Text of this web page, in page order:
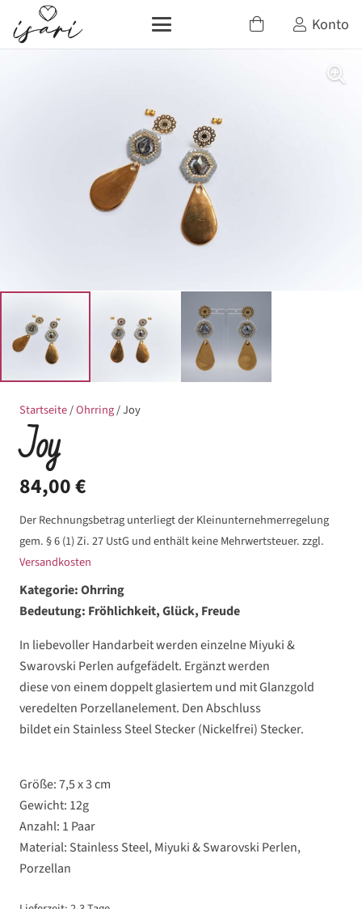
Konto
Startseite/Ohrring/ Joy
Joy
84,00€
Der Rechnungsbetrag unterliegt der Kleinunternehmerregelung
gem. § 6 (1) Zi. 27 UstG und enthält keine Mehrwertsteuer.zzgl.
Versandkosten
Kategorie: Ohrring
Bedeutung: Fröhlichkeit, Glück, Freude
In liebevoller Handarbeit werden einzelne Miyuki&
Swarovski Perlen aufgefädelt. Ergänztwerden
diese von einemdoppelt glasiertem und mit Glanzgold
veredelten Porzellanelement. Den Abschluss
bildet ein Stainless SteelStecker(Nickelfrei) Stecker.
Größe: 7,5 x 3 cm
Gewicht: 12g
Anzahl: 1 Paar
Material: Stainless Steel, Miyuki& Swarovski Perlen,
Porzellan